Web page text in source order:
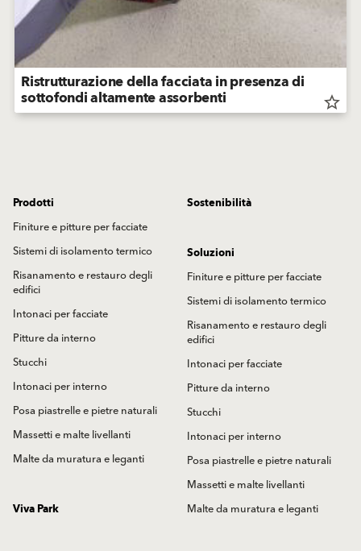
Ristrutturazione della facciata in presenza di
sottofondi altamente assorbenti star_border
Prodotti
Finiture e pitture per facciate
Sistemi di isolamento termico
Risanamento e restauro degli
edifici
Intonaci per facciate
Pitture da interno
Stucchi
Intonaci per interno
Posa piastrelle e pietre naturali
Massetti e malte livellanti
Malte da muratura e leganti
Sostenibilità
Soluzioni
Finiture e pitture per facciate
Sistemi di isolamento termico
Risanamento e restauro degli
edifici
Intonaci per facciate
Pitture da interno
Stucchi
Intonaci per interno
Posa piastrelle e pietre naturali
Massetti e malte livellanti
Malte da muratura e leganti
Viva Park